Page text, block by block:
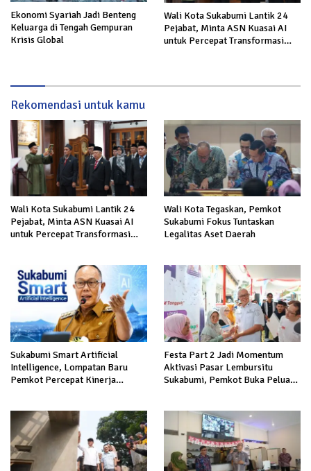
Ekonomi Syariah Jadi Benteng
Keluarga di Tengah Gempuran
Krisis Global
Wali Kota Sukabumi Lantik 24
Pejabat, Minta ASN Kuasai AI
untuk Percepat Transformasi
Rekomendasi untuk kamu
Wali Kota Sukabumi Lantik 24
Pejabat, Minta ASN Kuasai AI
untuk Percepat Transformasi
Wali Kota Tegaskan, Pemkot
Sukabumi Fokus Tuntaskan
Legalitas Aset Daerah
Sukabumi Smart Artificial
Intelligence, Lompatan Baru
Pemkot Percepat Kinerja
Festa Part 2 Jadi Momentum
Aktivasi Pasar Lembursitu
Sukabumi, Pemkot Buka Peluang